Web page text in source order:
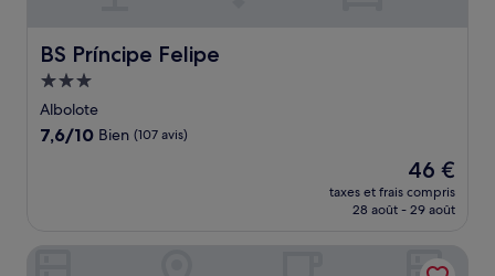
BS Príncipe Felipe
BS Príncipe Felipe
Hébergement
3.0 étoiles
Albolote
7.6
7,6/10 Bien (107 avis)
Le
nouveau
prix
de
46 €
46 €
taxes et frais compris
28 août - 29 août